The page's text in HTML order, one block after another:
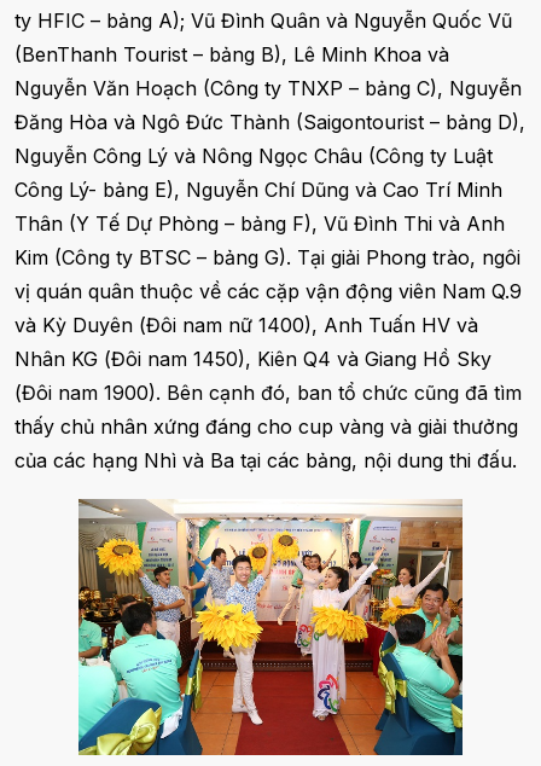
ty HFIC – bảng A); Vũ Đình Quân và Nguyễn Quốc Vũ
(BenThanh Tourist – bảng B), Lê Minh Khoa và
Nguyễn Văn Hoạch (Công ty TNXP – bảng C), Nguyễn
Đăng Hòa và Ngô Đức Thành (Saigontourist – bảng D),
Nguyễn Công Lý và Nông Ngọc Châu (Công ty Luật
Công Lý- bảng E), Nguyễn Chí Dũng và Cao Trí Minh
Thân (Y Tế Dự Phòng – bảng F), Vũ Đình Thi và Anh
Kim (Công ty BTSC – bảng G). Tại giải Phong trào, ngôi
vị quán quân thuộc về các cặp vận động viên Nam Q.9
và Kỳ Duyên (Đôi nam nữ 1400), Anh Tuấn HV và
Nhân KG (Đôi nam 1450), Kiên Q4 và Giang Hồ Sky
(Đôi nam 1900). Bên cạnh đó, ban tổ chức cũng đã tìm
thấy chủ nhân xứng đáng cho cup vàng và giải thưởng
của các hạng Nhì và Ba tại các bảng, nội dung thi đấu.